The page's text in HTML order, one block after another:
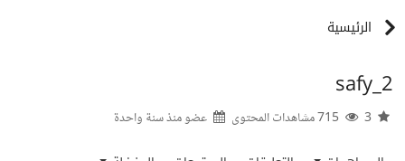
الرئيسية
safy_2
عضو منذسنة واحدة